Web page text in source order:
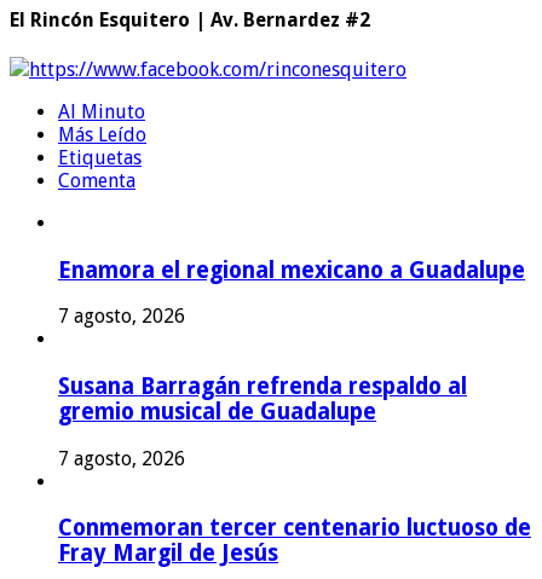
El Rincón Esquitero | Av. Bernardez #2
https://www.facebook.com/rinconesquitero
Al Minuto
Más Leído
Etiquetas
Comenta
Enamora el regional mexicano a Guadalupe
7 agosto, 2026
Susana Barragán refrenda respaldo al
gremio musical de Guadalupe
7 agosto, 2026
Conmemoran tercer centenario luctuoso de
Fray Margil de Jesús